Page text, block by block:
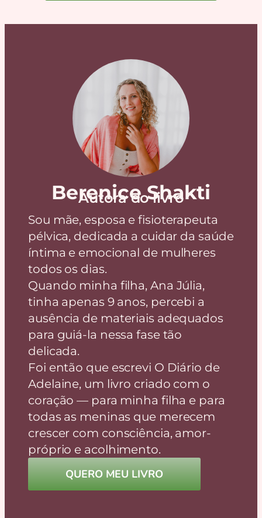
Berenice Shakti
Autora do livro
Sou mãe, esposa e fisioterapeuta
pélvica, dedicada a cuidar da saúde
íntima e emocional de mulheres
todos os dias.
Quando minha filha, Ana Júlia,
tinha apenas 9 anos, percebi a
ausência de materiais adequados
para guiá-la nessa fase tão
delicada.
Foi então que escrevi O Diário de
Adelaine, um livro criado com o
coração — para minha filha e para
todas as meninas que merecem
crescer com consciência, amor-
próprio e acolhimento.
QUERO MEU LIVRO